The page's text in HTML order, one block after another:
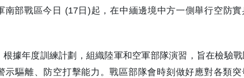
南部戰區今日 (17日)起，在中緬邊境中方一側舉行空防實
據年度訓練計劃，組織陸軍和空軍部隊演習，旨在檢驗
示驅離、防空打擊能力。戰區部隊會時刻做好應對各類